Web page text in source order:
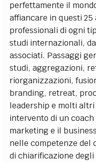
perfettamente il
affiancare in questi
professionali di ogni
studi internazionali,
associati. Passaggi
studi, aggregazioni,
riorganizzazioni,
branding, retreat,
leadership e molti
intervento di un
marketing e il
nelle competenze del
di chiarificazione